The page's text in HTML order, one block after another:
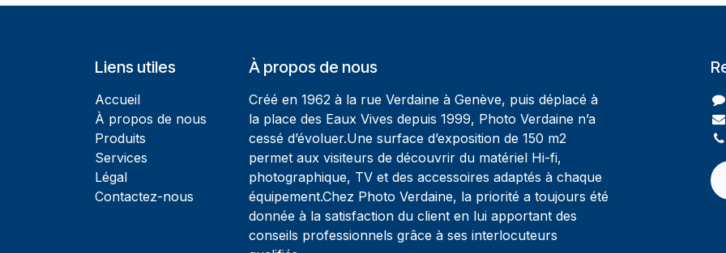
Liens utiles
Accueil
À propos de nous
Produits
Services
Légal
Contactez-nous
À propos de nous
Créé en 1962 à la rue Verdaine à Genève, puis déplacé à
la place des Eaux Vives depuis 1999, Photo Verdaine n’a
cessé d’évoluer.Une surface d’exposition de 150 m2
permet aux visiteurs de découvrir du matériel Hi-fi,
photographique, TV et des accessoires adaptés à chaque
équipement.Chez Photo Verdaine, la priorité a toujours été
donnée à la satisfaction du client en lui apportant des
conseils professionnels grâce à ses interlocuteurs